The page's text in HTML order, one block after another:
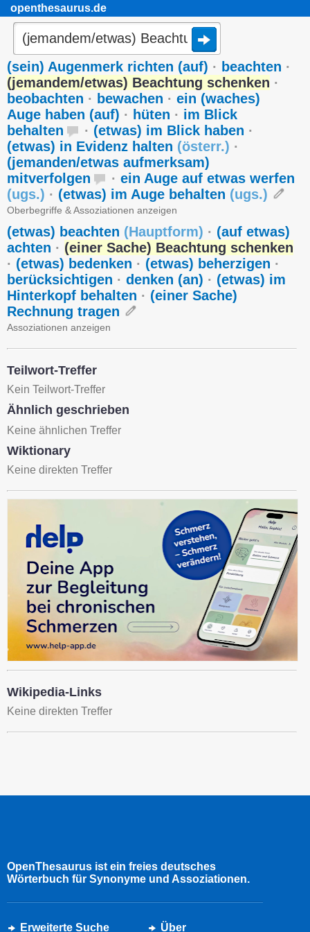
openthesaurus.de
(sein) Augenmerk richten (auf) · beachten ·
(jemandem/etwas) Beachtung schenken ·
beobachten · bewachen · ein (waches)
Auge haben (auf) · hüten · im Blick
behalten
· (etwas) im Blick haben ·
(etwas) in Evidenz halten (österr.) ·
(jemanden/etwas aufmerksam)
mitverfolgen
· ein Auge auf etwas werfen
(ugs.) · (etwas) im Auge behalten (ugs.)
Oberbegriffe & Assoziationen anzeigen
(etwas) beachten (Hauptform) · (auf etwas)
achten · (einer Sache) Beachtung schenken
· (etwas) bedenken · (etwas) beherzigen ·
berücksichtigen · denken (an) · (etwas) im
Hinterkopf behalten · (einer Sache)
Rechnung tragen
Assoziationen anzeigen
Teilwort-Treffer
Kein Teilwort-Treffer
Ähnlich geschrieben
Keine ähnlichen Treffer
Wiktionary
Keine direkten Treffer
Wikipedia-Links
Keine direkten Treffer
OpenThesaurus ist ein freies deutsches
Wörterbuch für Synonyme und Assoziationen.
Erweiterte Suche Über